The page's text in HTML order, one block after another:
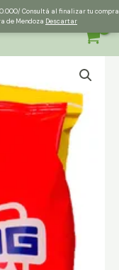
Consultá al finalizar tu compra
de Mendoza Descartar
Instagram